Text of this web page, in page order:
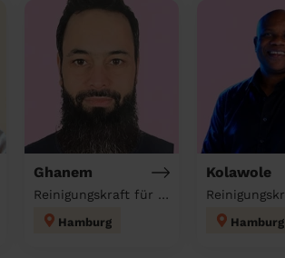
Ghanem
Reinigungskraft für deinen Haushalt
Hamburg
Kolawole
Hamburg